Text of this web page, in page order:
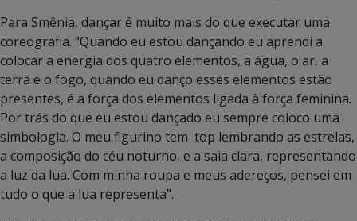
Para Smênia, dançar é muito mais do que executar uma
coreografia. “Quando eu estou dançando eu aprendi a
colocar a energia dos quatro elementos, a água, o ar, a
terra e o fogo, quando eu danço esses elementos estão
presentes, é a força dos elementos ligada à força feminina.
Por trás do que eu estou dançado eu sempre coloco uma
simbologia. O meu figurino tem top lembrando as estrelas,
a composição do céu noturno, e a saia clara, representando
a luz da lua. Com minha roupa e meus adereços, pensei em
tudo o que a lua representa”.